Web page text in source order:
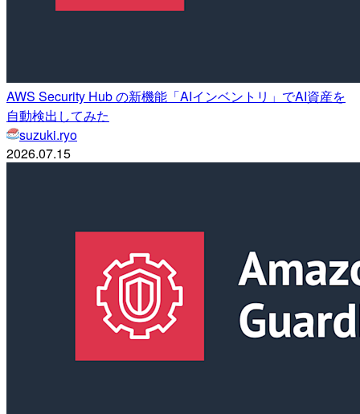
AWS Security Hub の新機能「AIインベントリ」でAI資産を
自動検出してみた
suzuki.ryo
2026.07.15